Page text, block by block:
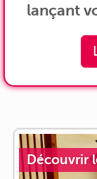
lançant
Découvrir